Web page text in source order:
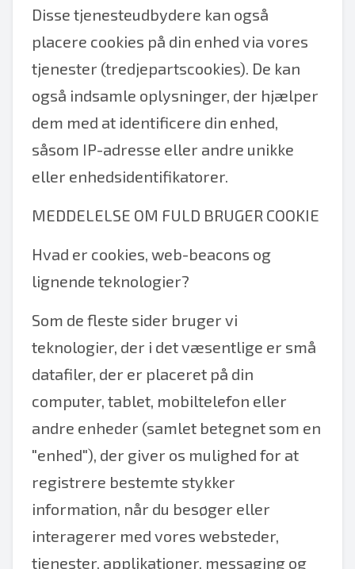
Disse tjenesteudbydere kan også
placere cookies på din enhed via vores
tjenester (tredjepartscookies). De kan
også indsamle oplysninger, der hjælper
dem med at identificere din enhed,
såsom IP-adresse eller andre unikke
eller enhedsidentifikatorer.
MEDDELELSE OM FULD BRUGER COOKIE
Hvad er cookies, web-beacons og
lignende teknologier?
Som de fleste sider bruger vi
teknologier, der i det væsentlige er små
datafiler, der er placeret på din
computer, tablet, mobiltelefon eller
andre enheder (samlet betegnet som en
"enhed"), der giver os mulighed for at
registrere bestemte stykker
information, når du besøger eller
interagerer med vores websteder,
tjenester, applikationer, messaging og